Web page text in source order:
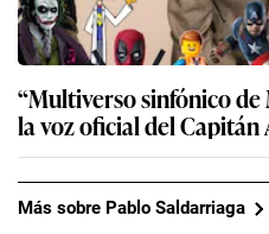
“Multiverso sinfónico
la voz oficial del Capitán
Más sobre Pablo Saldarriaga